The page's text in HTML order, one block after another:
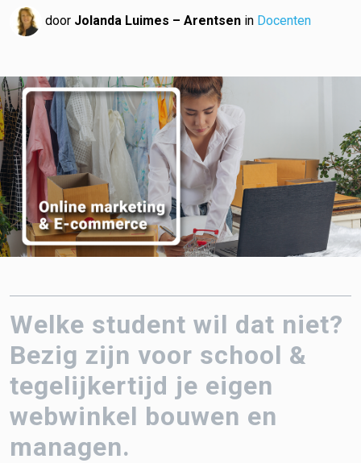
door Jolanda Luimes – Arentsen in Docenten
Welke student wil dat niet?
Bezig zijn voor school &
tegelijkertijd je eigen
webwinkel bouwen en
managen.